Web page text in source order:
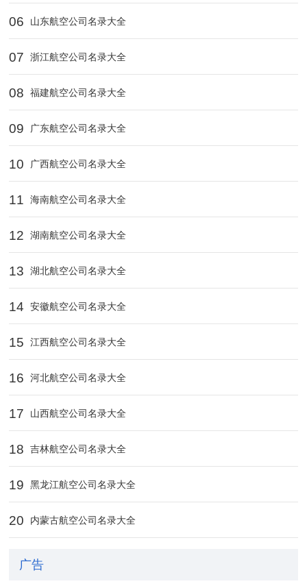
06 山东航空公司名录大全
07 浙江航空公司名录大全
08 福建航空公司名录大全
09 广东航空公司名录大全
10 广西航空公司名录大全
11 海南航空公司名录大全
12 湖南航空公司名录大全
13 湖北航空公司名录大全
14 安徽航空公司名录大全
15 江西航空公司名录大全
16 河北航空公司名录大全
17 山西航空公司名录大全
18 吉林航空公司名录大全
19 黑龙江航空公司名录大全
20 内蒙古航空公司名录大全
广告